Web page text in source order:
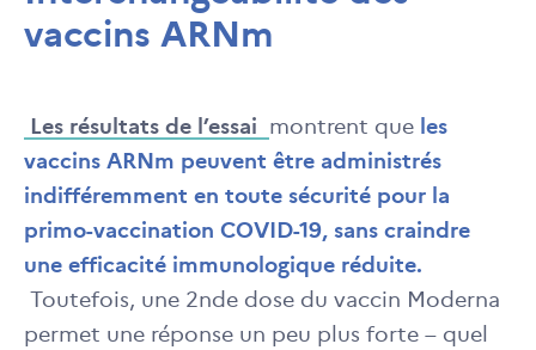
vaccins ARNm
Les résultats de l’essai montrent que les
vaccins ARNm peuvent être administrés
indifféremment en toute sécurité pour la
primo-vaccination COVID-19, sans craindre
une efficacité immunologique réduite.
Toutefois, une 2nde dose du vaccin Moderna
permet une réponse un peu plus forte – quel